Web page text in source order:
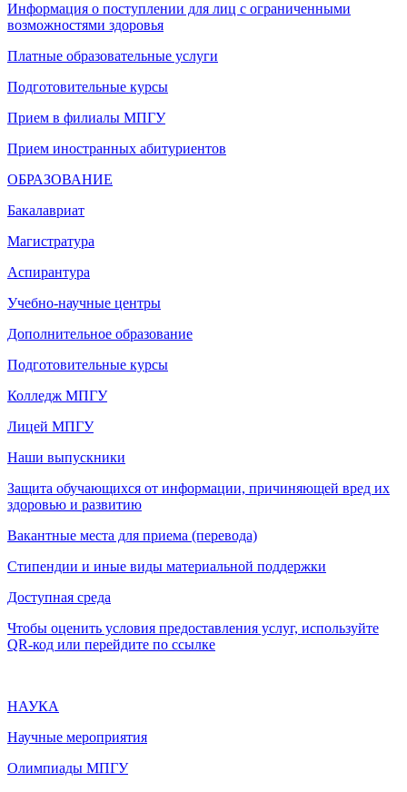
Информация о поступлении для лиц с ограниченными
возможностями здоровья
Платные образовательные услуги
Подготовительные курсы
Прием в филиалы МПГУ
Прием иностранных абитуриентов
ОБРАЗОВАНИЕ
Бакалавриат
Магистратура
Аспирантура
Учебно-научные центры
Дополнительное образование
Подготовительные курсы
Колледж МПГУ
Лицей МПГУ
Наши выпускники
Защита обучающихся от информации, причиняющей вред их
здоровью и развитию
Вакантные места для приема (перевода)
Стипендии и иные виды материальной поддержки
Доступная среда
Чтобы оценить условия предоставления услуг, используйте
QR-код или перейдите по ссылке
НАУКА
Научные мероприятия
Олимпиады МПГУ